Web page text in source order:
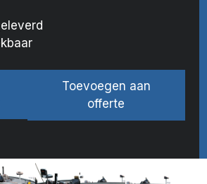
Toevoegen aan
offerte